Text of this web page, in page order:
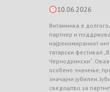
10.06.2026
Витаминка е
партнер и
најреномираниот
татарски фестивал
Чернодрински“.
особено значење,
значајни јубилеи.
сведоштво за